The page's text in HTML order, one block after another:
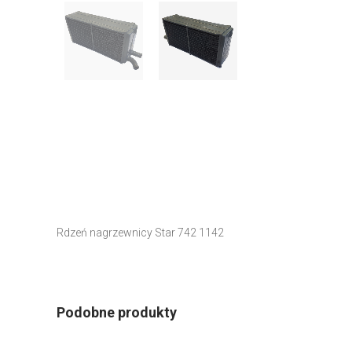
Rdzeń nagrzewnicy Star 742 1142
Podobne produkty